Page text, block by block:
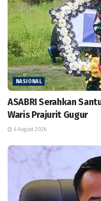
NASIONAL
ASABRI Serahkan
Waris Prajurit Gugur
6 August 2026